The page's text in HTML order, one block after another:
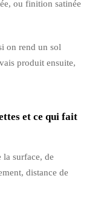
ou finition satinée
on rend un sol
produit ensuite,
et ce qui fait
surface, de
distance de